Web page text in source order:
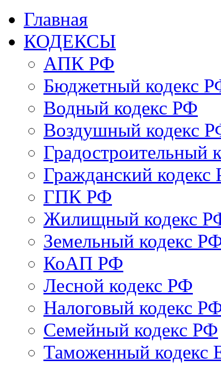
Главная
КОДЕКСЫ
АПК РФ
Бюджетный кодекс
Водный кодекс РФ
Воздушный кодекс
Градостроительный
Гражданский кодекс
ГПК РФ
Жилищный кодекс
Земельный кодекс
КоАП РФ
Лесной кодекс РФ
Налоговый кодекс
Семейный кодекс РФ
Таможенный